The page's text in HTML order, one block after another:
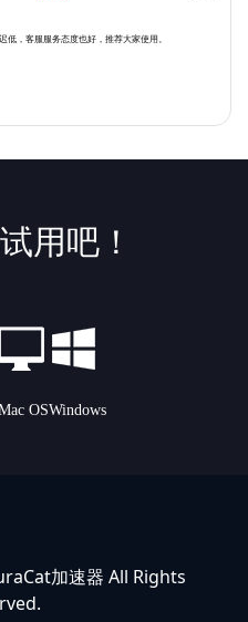
低，客服服务态度也好，推荐大家使用。
用吧！
OSWindows
加速器 All Rights